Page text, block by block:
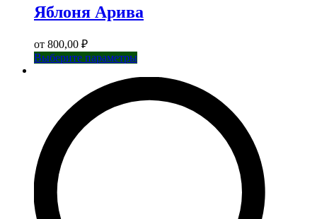
Яблоня Арива
от 800,00 ₽
Выберите параметрыЭтот
вариаций.